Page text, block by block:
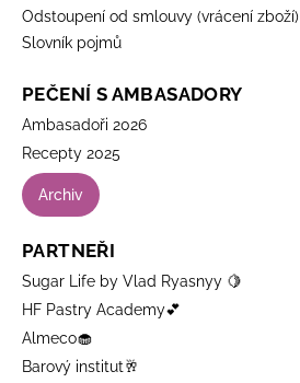
Odstoupení od smlouvy (vrácení zboží)
Slovník pojmů
PEČENÍ S AMBASADORY
Ambasadoři 2026
Recepty 2025
Archiv
PARTNEŘI
Sugar Life by Vlad Ryasnyy 🍋
HF Pastry Academy💕
Almeco🧁
Barový institut🥂